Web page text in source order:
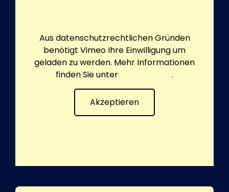
Aus datenschutzrechtlichen Gründen
benötigt Vimeo Ihre Einwilligung um
geladen zu werden. Mehr Informationen
finden Sie unter
.
Akzeptieren